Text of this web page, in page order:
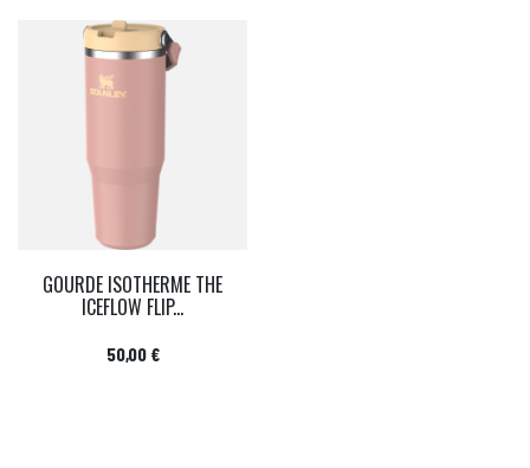
GOURDE ISOTHERME THE
ICEFLOW FLIP...
Prix
50,00 €